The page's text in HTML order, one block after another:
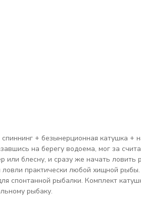
спиннинг + безынерционная катушка +
на берегу водоема, мог за
или блесну, и сразу же начать ловить
практически любой хищной
спонтанной рыбалки. Комплект
рыбаку.